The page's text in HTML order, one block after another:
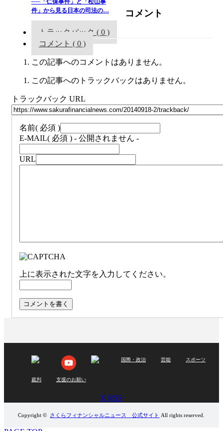
──「仁保事件」と「松山事
件」から見る日本の司法の…
コメント
トラックバック ( 0 )
コメント ( 0 )
この記事へのコメントはありません。
この記事へのトラックバックはありません。
トラックバック URL
名前( 必須 )
E-MAIL( 必須 ) - 公開されません -
URL
上に表示された文字を入力してください。
国際・政治 芸能 スポーツ
裁判 支援のお願い
X RSS
Copyright © さくらフィナンシャルニュース 公式サイト All rights reserved.